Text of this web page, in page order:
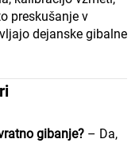
preskušanje v
dejanske gibalne
gibanje? – Da,